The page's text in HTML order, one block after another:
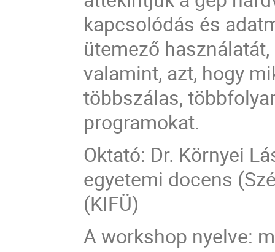
kapcsolódás és
ütemező
valamint, azt, hogy
többszálas,
programokat.
Oktató: Dr. Környei
egyetemi docens
(KIFÜ)
A workshop nyelve: